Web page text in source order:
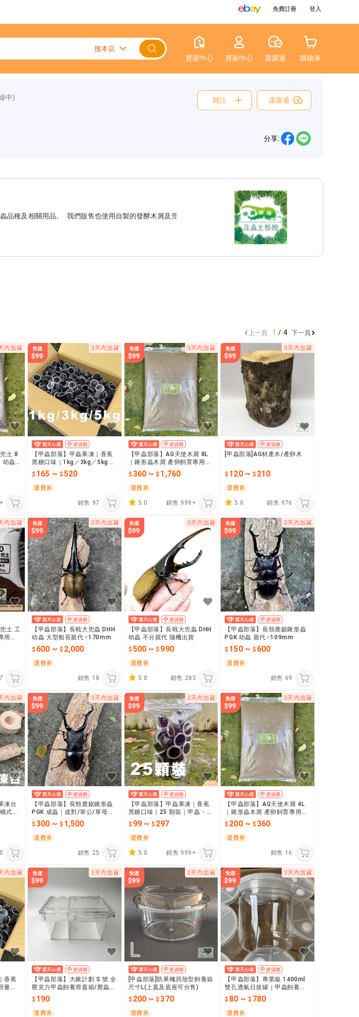
免費註冊 登入
賣家中心 買家中心 露露通 購物車
中) 關注 露露通
分享:
種及相關用品。 我們販售也使用自製的發酵木屑及兜土飼養甲蟲，提供最適合的耗材，讓甲蟲能夠健康地成長。
上一頁 1 4 下一頁
土 8
幼蟲
【甲蟲部落】甲蟲果凍｜香蕉
黑糖口味｜1kg／3kg／5kg ｜
甲蟲・獨角仙・鍬形蟲・金
龜・蜜袋鼯・倉鼠・刺蝟 營養
補
165 ~ 520
運費券
銷售 97
【甲蟲部落】AG天使木屑 8L
｜鍬形蟲木屑 產卵飼育專用｜
二次發酵・高誘產｜2023 BEK
UWA 世界紀錄
360 ~ 1,760
運費券
5.0 銷售 999+
[甲蟲部落]AG材產木/產卵木
120~ 210
運費券
5.0 銷售 976
土 工
用｜6
【甲蟲部落】長戟大兜蟲 DHH
幼蟲 大型粗長親代♂170mm
600 ~ 2,000
運費券
銷售 18
【甲蟲部落】長戟大兜蟲 DHH
幼蟲 不分親代 隨機出貨
500 ~ 990
運費券
5.0 銷售 283
【甲蟲部落】長頸鹿鋸鍬形蟲
PGK 幼蟲 親代♂109mm
150~ 600
運費券
銷售 69
凍台
式雙
【甲蟲部落】長頸鹿鋸鍬形蟲
PGK 成蟲｜成對/單公/單母｜
多種尺寸可挑選
300 ~ 1,500
運費券
銷售 25
【甲蟲部落】甲蟲果凍｜香蕉
黑糖口味｜25 顆裝｜甲蟲・獨
角仙・鍬形蟲・金龜・蜜袋
鼯・倉鼠・刺蝟 營養補給
99~ 297
運費券
5.0 銷售 999+
【甲蟲部落】AG天使木屑 4L
｜鍬形蟲木屑 產卵飼育專用｜
二次發酵・高誘產｜2023 BEK
UWA 世界紀錄
200~ 360
運費券
銷售 16
香蕉
量｜
營養
【甲蟲部落】大鍬計劃 S 號 全
壓克力甲蟲飼養滑蓋箱/爬蟲
箱/寵物箱/飼養箱/防蟲箱/防
果蠅
190
運費券
[甲蟲部落]防果蠅貝殼型飼養箱
尺寸L(上蓋及底座可分售)
200 ~ 370
運費券
【甲蟲部落】專業級 1400ml
雙孔透氣日規罐｜甲蟲飼養瓶
｜寬口設計｜高透明度｜大
兜、鍬形蟲專用
80 ~ 780
運費券